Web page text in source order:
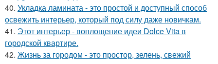
40. Укладка ламината - это простой и доступный способ
освежить интерьер, который под силу даже новичкам.
41. Этот интерьер - воплощение идеи Dolce Vita в
городской квартире.
42. Жизнь за городом - это простор, зелень, свежий